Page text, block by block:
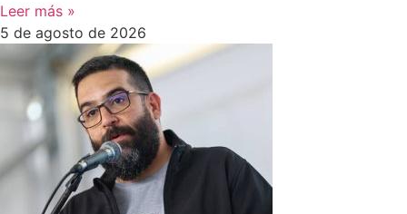
Leer más »
5 de agosto de 2026